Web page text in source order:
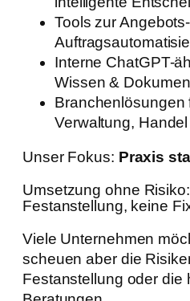
Tools zur
Interne ChatGPT-
Wissen &
Branchenlösungen
Verwaltung,
Unser Fokus: Praxis
Umsetzung ohne
Festanstellung, keine
Viele Unternehmen
scheuen aber die
Festanstellung oder die